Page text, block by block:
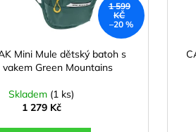
1 599
KČ
–20 %
Mini Mule dětský batoh s
Green Mountains
Skladem (1 ks)
1 279 Kč